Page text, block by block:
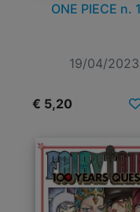
ONE PIECE n.
19/04/2023
€ 5,20